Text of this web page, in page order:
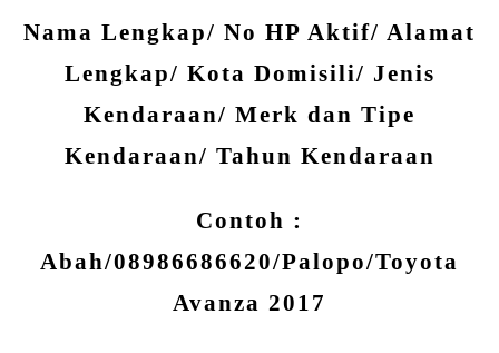
Nama Lengkap/ No HP Aktif/ Alamat
Lengkap/ Kota Domisili/ Jenis
Kendaraan/ Merk dan Tipe
Kendaraan/ Tahun Kendaraan
Contoh :
Abah/08986686620/Palopo/Toyota
Avanza 2017